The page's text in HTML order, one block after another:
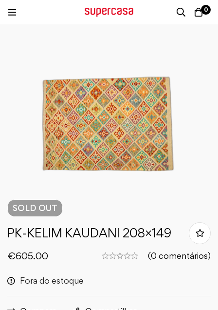
0
SOLD OUT
PK-KELIM KAUDANI 208×149
€605.00 (0 comentários)
Fora do estoque